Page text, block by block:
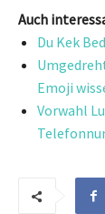
Auch
Du Kek
Emoji
Vorwahl